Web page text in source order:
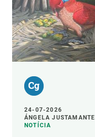
24-07-2026
ÁNGELA JUSTAMANTE
NOTÍCIA